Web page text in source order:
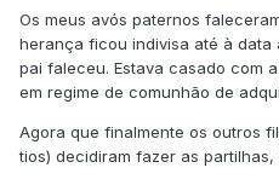
Os meus avós paternos
herança ficou indivisa até à data
pai faleceu. Estava casado com
em regime de comunhão de
Agora que finalmente os outros
tios) decidiram fazer as